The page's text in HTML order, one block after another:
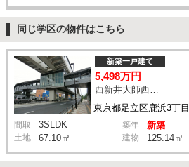
同じ学区の物件はこちら
東京都足立区鹿浜3丁目
新築一戸建て
5,498万円
西新井大師西駅 鹿浜三丁目交差点 バス14分 停歩4分
間取 3SLDK 築年 新築
土地 67.10㎡ 建物 125.14㎡